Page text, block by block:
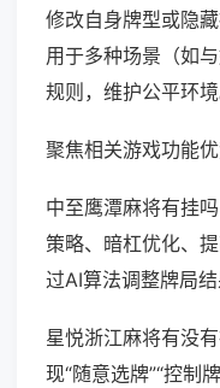
修改自身牌型或隐
用于多种场景（如
规则，维护公平环境
聚焦相关游戏功能优
中至鹰潭麻将有挂
策略、暗杠优化、
过AI算法调整牌局结
星悦浙江麻将有没
现“随意选牌”“控制